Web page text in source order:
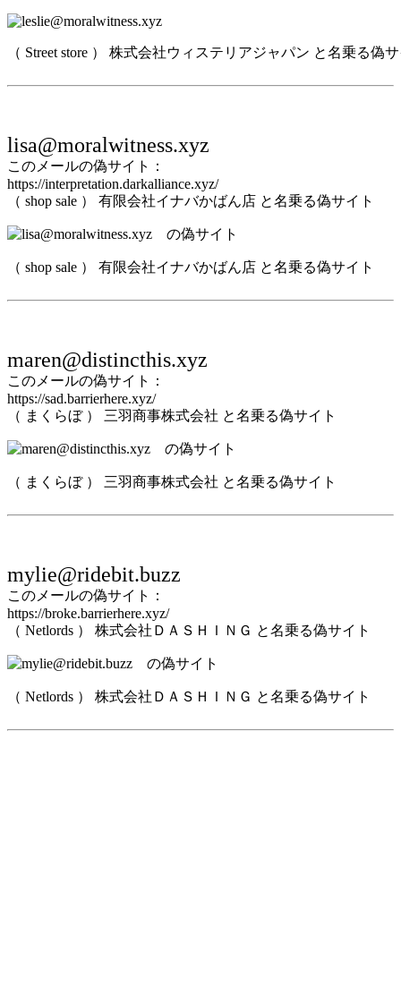
（ Street store ） 株式会社ウィステリアジャパン と名乗る偽
lisa@moralwitness.xyz
このメールの偽サイト：
https://interpretation.darkalliance.xyz/
（ shop sale ） 有限会社イナバかばん店 と名乗る偽サイト
（ shop sale ） 有限会社イナバかばん店 と名乗る偽サイト
maren@distincthis.xyz
このメールの偽サイト：
https://sad.barrierhere.xyz/
（ まくらぼ ） 三羽商事株式会社 と名乗る偽サイト
（ まくらぼ ） 三羽商事株式会社 と名乗る偽サイト
mylie@ridebit.buzz
このメールの偽サイト：
https://broke.barrierhere.xyz/
（ Netlords ） 株式会社ＤＡＳＨＩＮＧ と名乗る偽サイト
（ Netlords ） 株式会社ＤＡＳＨＩＮＧ と名乗る偽サイト